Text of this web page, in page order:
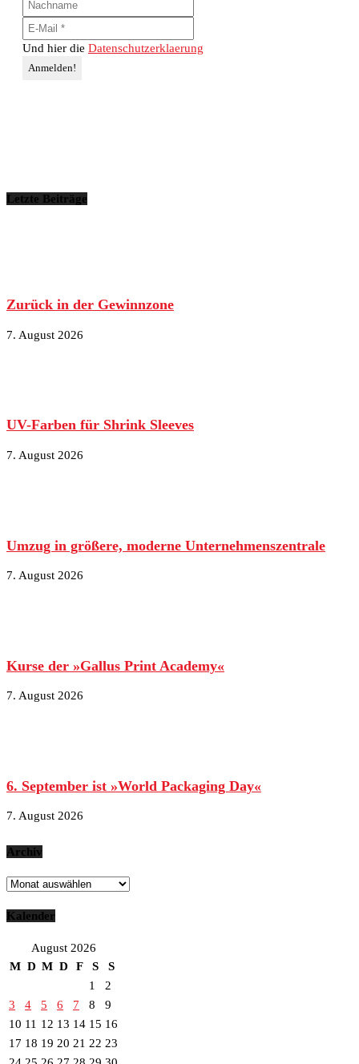
Und hier die Datenschutzerklaerung
Letzte Beiträge
Zurück in der Gewinnzone
7. August 2026
UV-Farben für Shrink Sleeves
7. August 2026
Umzug in größere, moderne Unternehmenszentrale
7. August 2026
Kurse der »Gallus Print Academy«
7. August 2026
6. September ist »World Packaging Day«
7. August 2026
Archiv
Archiv
Kalender
August 2026
M D M D F S
S
1
2
3
4 5 6 7 8
9
10 11 12 13 14 15 16
17 18 19 20 21 22 23